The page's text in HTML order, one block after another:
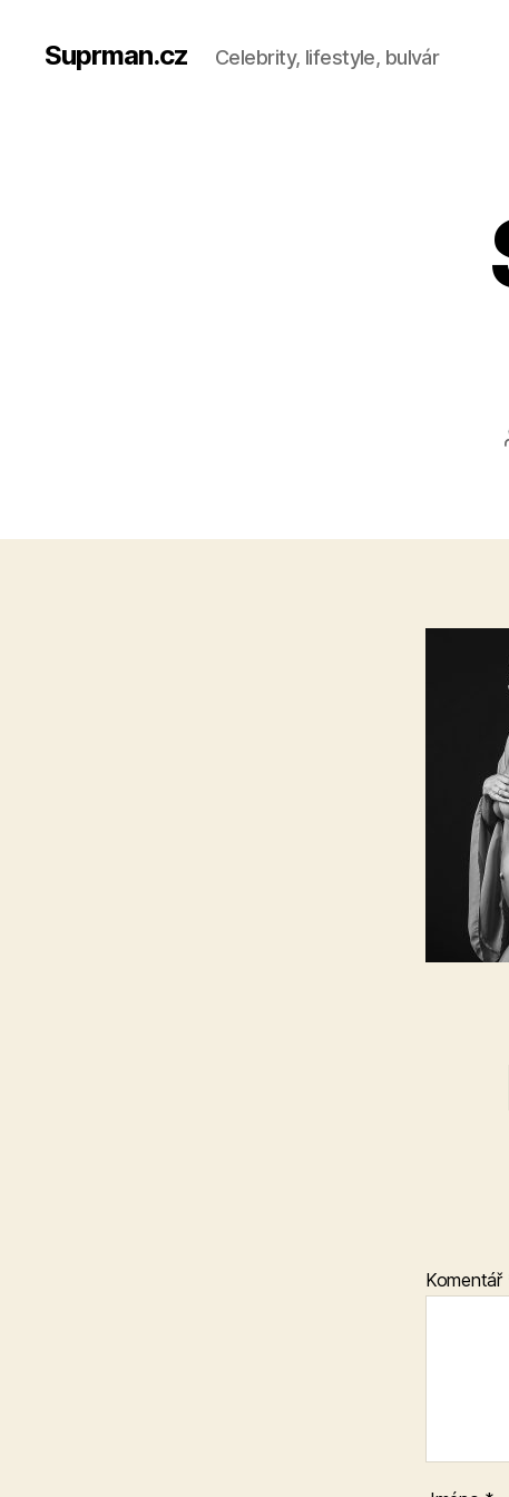
Suprman.cz Celebrity, lifestyle, bulvár
Komentář